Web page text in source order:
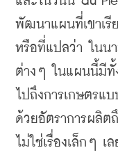
พัฒนาแผนที่เขาเรี
หรือที่แปลว่า ในน
ต่างๆ ในแผนนี้มีทั้
ไปถึงการเกษตรแ
ด้วยอัตราการผลิต
ไม่ใช่เรื่องเล็กๆ เล